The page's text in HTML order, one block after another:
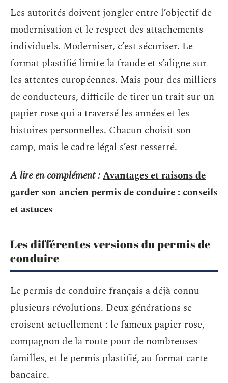
Les autorités doivent jongler entre l’objectif de
modernisation et le respect des attachements
individuels. Moderniser, c’est sécuriser. Le
format plastifié limite la fraude et s’aligne sur
les attentes européennes. Mais pour des milliers
de conducteurs, difficile de tirer un trait sur un
papier rose qui a traversé les années et les
histoires personnelles. Chacun choisit son
camp, mais le cadre légal s’est resserré.
A lire en complément :Avantages et raisons de
garder son ancien permis de conduire : conseils
et astuces
Les différentes versions du permis de
conduire
Le permis de conduire français a déjà connu
plusieurs révolutions. Deux générations se
croisent actuellement : le fameux papier rose,
compagnon de la route pour de nombreuses
familles, et le permis plastifié, au format carte
bancaire.